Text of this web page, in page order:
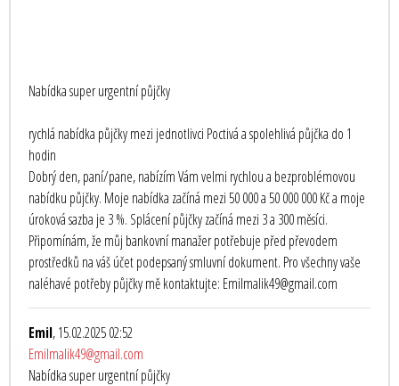
Nabídka super urgentní půjčky
rychlá nabídka půjčky mezi jednotlivci Poctivá a spolehlivá půjčka do 1
hodin
Dobrý den, paní/pane, nabízím Vám velmi rychlou a bezproblémovou
nabídku půjčky. Moje nabídka začíná mezi 50 000 a 50 000 000 Kč a moje
úroková sazba je 3 %. Splácení půjčky začíná mezi 3 a 300 měsíci.
Připomínám, že můj bankovní manažer potřebuje před převodem
prostředků na váš účet podepsaný smluvní dokument. Pro všechny vaše
naléhavé potřeby půjčky mě kontaktujte: Emilmalik49@gmail.com
Emil, 15.02.2025 02:52
Emilmalik49@gmail.com
Nabídka super urgentní půjčky